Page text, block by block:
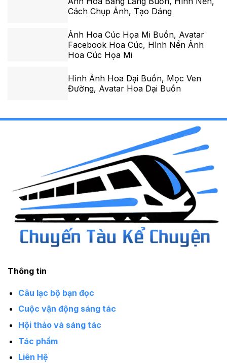
Cách Chụp Ảnh, Tạo Dáng
Ảnh Hoa Cúc Họa Mi Buồn, Avatar
Facebook Hoa Cúc, Hình Nền Ảnh
Hoa Cúc Họa Mi
Hình Ảnh Hoa Dại Buồn, Mọc Ven
Đường, Avatar Hoa Dại Buồn
Thông tin
Câu lạc bộ bạn đọc
Cuộc vận động sáng tác
Hội thảo và sáng tác
Tác phẩm
Liên Hệ